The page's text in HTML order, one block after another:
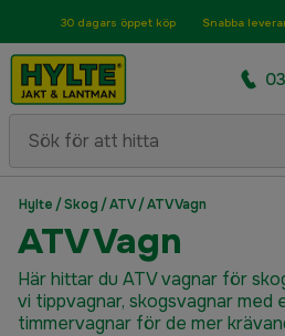
30 dagars öppet köp Snabba
Hylte /Skog /ATV/ATV Vagn
ATV Vagn
Här hittar du ATV vagnar för
vi tippvagnar, skogsvagnar med
timmervagnar för de mer